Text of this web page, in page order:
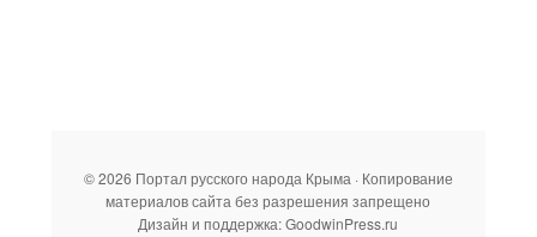
© 2026 Портал русского народа Крыма · Копирование
материалов сайта без разрешения запрещено
Дизайн и поддержка: GoodwinPress.ru